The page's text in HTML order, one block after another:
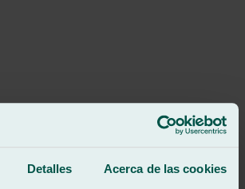
Detalles Acerca de las cookies